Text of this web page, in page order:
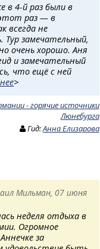
в 4-й раз были в
раз — в
всегда не
Тур замечательный,
очень хорошо. Аня
и замечательный
что ещё с ней
>
- горячие источники
Люнебурга
Гид:Анна Елизарова
Мильман, 07 июня
неделя отдыха в
Огромное
за